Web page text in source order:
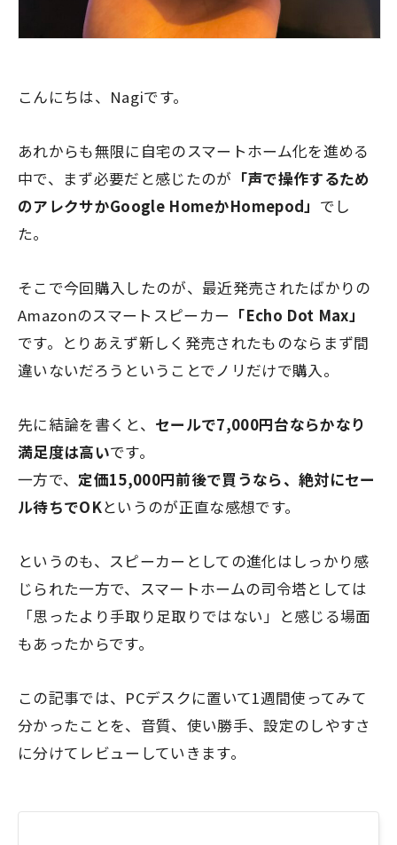
こんにちは、Nagiです。
あれからも無限に自宅のスマートホーム化を進める
中で、まず必要だと感じたのが 「声で操作するため
のアレクサかGoogle HomeかHomepod」 でし
た。
そこで今回購入したのが、最近発売されたばかりの
Amazonのスマートスピーカー 「Echo Dot Max」
です。とりあえず新しく発売されたものならまず間
違いないだろうということでノリだけで購入。
先に結論を書くと、 セールで7,000円台ならかなり
満足度は高いです。
一方で、定価15,000円前後で買うなら、絶対にセー
ル待ちでOKというのが正直な感想です。
というのも、スピーカーとしての進化はしっかり感
じられた一方で、スマートホームの司令塔としては
「思ったより手取り足取りではない」と感じる場面
もあったからです。
この記事では、PCデスクに置いて1週間使ってみて
分かったことを、音質、使い勝手、設定のしやすさ
に分けてレビューしていきます。